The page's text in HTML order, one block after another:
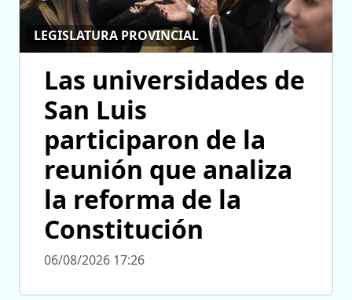
LEGISLATURA PROVINCIAL
Las universidades de
San Luis
participaron de la
reunión que analiza
la reforma de la
Constitución
06/08/2026 17:26